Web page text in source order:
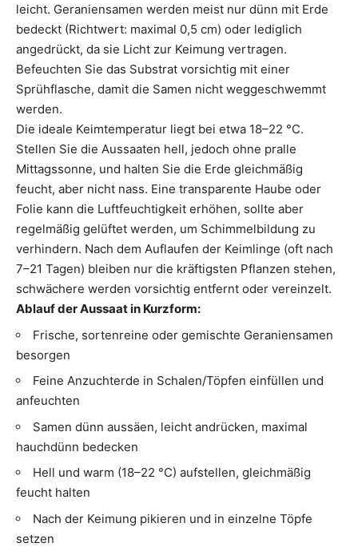
leicht. Geraniensamen werden meist nur dünn mit Erde
bedeckt (Richtwert: maximal 0,5 cm) oder lediglich
angedrückt, da sie Licht zur Keimung vertragen.
Befeuchten Sie das Substrat vorsichtig mit einer
Sprühflasche, damit die Samen nicht weggeschwemmt
werden.
Die ideale Keimtemperatur liegt bei etwa 18–22 °C.
Stellen Sie die Aussaaten hell, jedoch ohne pralle
Mittagssonne, und halten Sie die Erde gleichmäßig
feucht, aber nicht nass. Eine transparente Haube oder
Folie kann die Luftfeuchtigkeit erhöhen, sollte aber
regelmäßig gelüftet werden, um Schimmelbildung zu
verhindern. Nach dem Auflaufen der Keimlinge (oft nach
7–21 Tagen) bleiben nur die kräftigsten Pflanzen stehen,
schwächere werden vorsichtig entfernt oder vereinzelt.
Ablauf der Aussaat in Kurzform:
Frische, sortenreine oder gemischte Geraniensamen
besorgen
Feine Anzuchterde in Schalen/Töpfen einfüllen und
anfeuchten
Samen dünn aussäen, leicht andrücken, maximal
hauchdünn bedecken
Hell und warm (18–22 °C) aufstellen, gleichmäßig
feucht halten
Nach der Keimung pikieren und in einzelne Töpfe
setzen